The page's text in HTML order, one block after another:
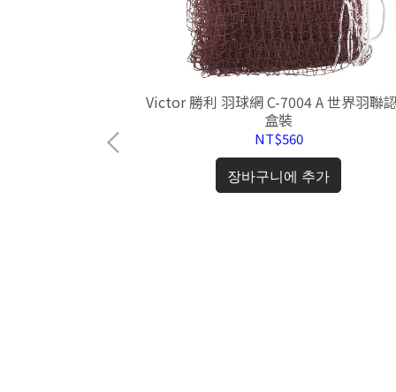
Victor 勝利 羽球網 C-7004 A 世界羽聯認證
盒裝
NT$560
장바구니에 추가